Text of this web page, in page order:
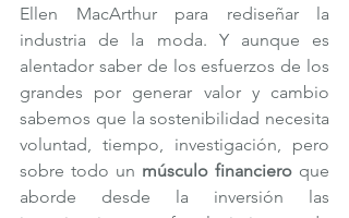
Ellen MacArthur para rediseñar la
industria de la moda. Y aunque es
alentador saber de los esfuerzos de los
grandes por generar valor y cambio
sabemos que la sostenibilidad necesita
voluntad, tiempo, investigación, pero
sobre todo un músculo financiero que
aborde desde la inversión las